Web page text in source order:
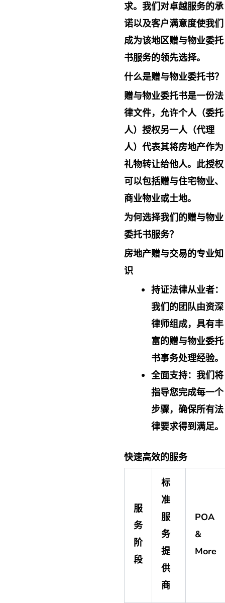
求。我们对卓越服务的承
诺以及客户满意度使我们
成为该地区赠与物业委托
书服务的领先选择。
什么是赠与物业委托书？
赠与物业委托书是一份法
律文件，允许个人（委托
人）授权另一人（代理
人）代表其将房地产作为
礼物转让给他人。此授权
可以包括赠与住宅物业、
商业物业或土地。
为何选择我们的赠与物业
委托书服务？
房地产赠与交易的专业知
识
持证法律从业者：
我们的团队由资深
律师组成，具有丰
富的赠与物业委托
书事务处理经验。
全面支持：我们将
指导您完成每一个
步骤，确保所有法
律要求得到满足。
快速高效的服务
服
务
阶
段
标
准
服
务
提
供
商
POA
&
More